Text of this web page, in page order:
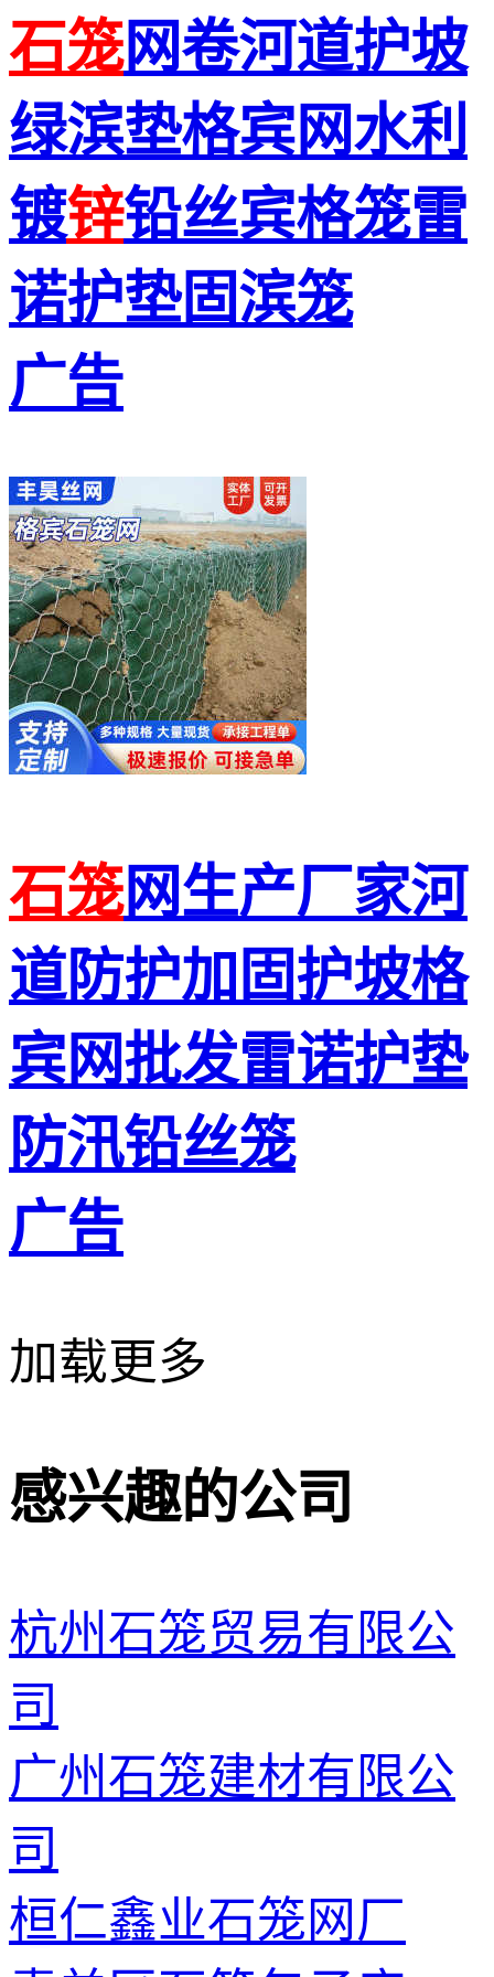
石笼网卷河道护坡
绿滨垫格宾网水利
镀锌铅丝宾格笼雷
诺护垫固滨笼
广告
石笼网生产厂家河
道防护加固护坡格
宾网批发雷诺护垫
防汛铅丝笼
广告
加载更多
感兴趣的公司
杭州石笼贸易有限公
司
广州石笼建材有限公
司
桓仁鑫业石笼网厂